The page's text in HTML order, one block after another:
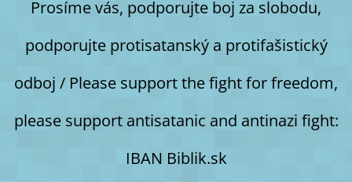
Prosíme vás, podporujte boj za slobodu,
podporujte protisatanský a protifašistický
odboj / Please support the fight for freedom,
please support antisatanic and antinazi fight:
IBAN Biblik.sk